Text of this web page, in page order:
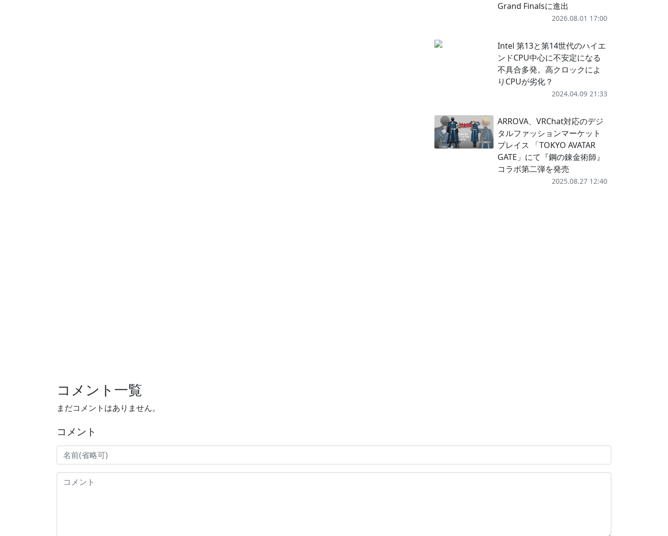
Grand Finalsに進出
2026.08.01 17:00
Intel 第13と第14世代のハイエ
ンドCPU中心に不安定になる
不具合多発。高クロックによ
りCPUが劣化？
2024.04.09 21:33
ARROVA、VRChat対応のデジ
タルファッションマーケット
プレイス 「TOKYO AVATAR
GATE」にて『鋼の錬金術師』
コラボ第二弾を発売
2025.08.27 12:40
コメント一覧
まだコメントはありません。
コメント